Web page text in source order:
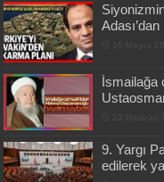
İsmailağa
9. Yargı
edilerek